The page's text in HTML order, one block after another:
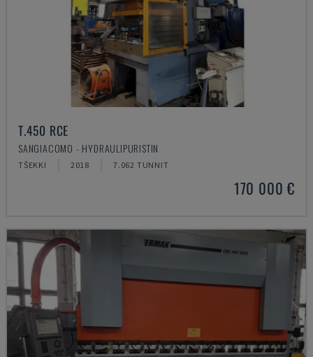
T.450 RCE
SANGIACOMO - HYDRAULIPURISTIN
TŠEKKI 2018 7.062 TUNNIT
170 000 €